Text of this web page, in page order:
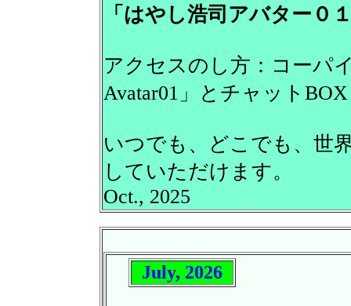
「はやし浩司アバター０
アクセスのし方：コーパ
Avatar01」とチャット
いつでも、どこでも、世
していただけます。
Oct., 2025
July, 2026